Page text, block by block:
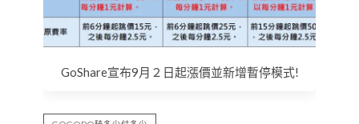
GoShare宣布9月２日起漲價並新增暫停模式!